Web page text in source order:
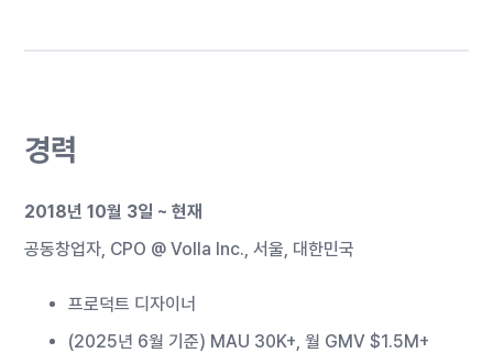
경력
2018년 10월 3일 ~ 현재
공동창업자, CPO @Volla Inc. , 서울, 대한민국
프로덕트 디자이너
(2025년 6월 기준) MAU 30K+, 월 GMV $1.5M+